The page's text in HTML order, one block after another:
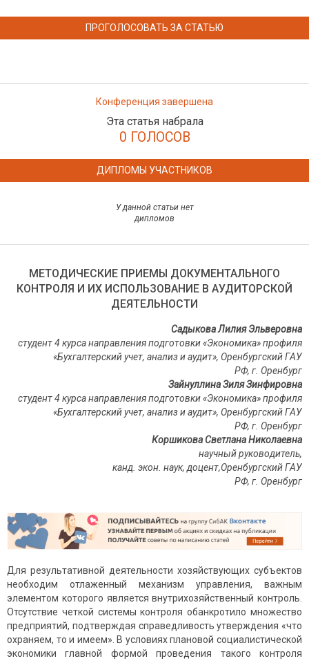
ПРОГОЛОСОВАТЬ ЗА СТАТЬЮ
Конференция завершена
Эта статья набрала
0 ГОЛОСОВ
ДИПЛОМЫ УЧАСТНИКОВ
У данной статьи нет
дипломов
МЕТОДИЧЕСКИЕ ПРИЕМЫ ДОКУМЕНТАЛЬНОГО
КОНТРОЛЯ И ИХ ИСПОЛЬЗОВАНИЕ В АУДИТОРСКОЙ
ДЕЯТЕЛЬНОСТИ
Садыкова Лилия Эльверовна
студент 4 курса направления подготовки «Экономика» профиля
«Бухгалтерский учет, анализ и аудит», Оренбургский ГАУ
РФ, г. Оренбург
Зайнуллина Зиля Зинфировна
студент 4 курса направления подготовки «Экономика» профиля
«Бухгалтерский учет, анализ и аудит», Оренбургский ГАУ
РФ, г. Оренбург
Коршикова Светлана Николаевна
научный руководитель,
канд. экон. наук, доцент,Оренбургский ГАУ
РФ, г. Оренбург
Для результативной деятельности хозяйствующих субъектов
необходим отлаженный механизм управления, важным
элементом которого является внутрихозяйственный контроль.
Отсутствие четкой системы контроля обанкротило множество
предприятий, подтверждая справедливость утверждения «что
охраняем, то и имеем». В условиях плановой социалистической
экономики главной формой проведения такого контроля